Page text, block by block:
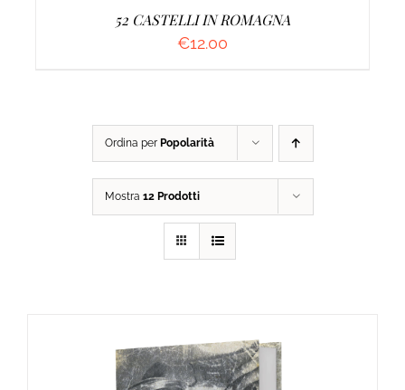
52 CASTELLI IN ROMAGNA
€12.00
Ordina per Popolarità
Mostra 12 Prodotti